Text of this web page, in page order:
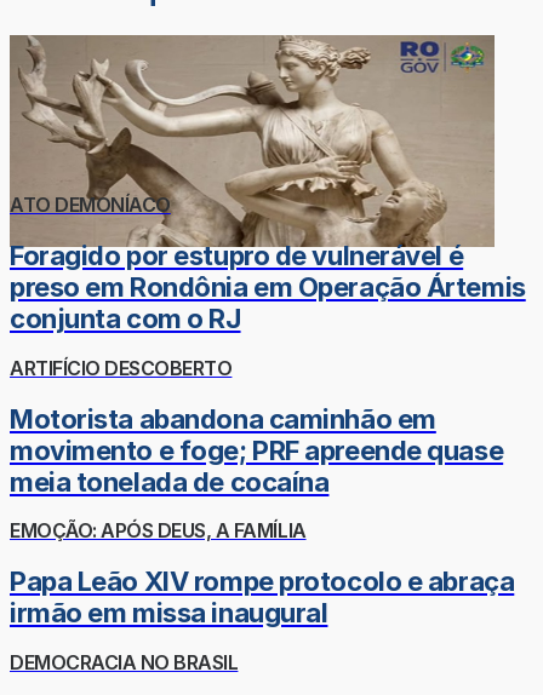
ATO DEMONÍACO
Foragido por estupro de vulnerável é
preso em Rondônia em Operação Ártemis
conjunta com o RJ
ARTIFÍCIO DESCOBERTO
Motorista abandona caminhão em
movimento e foge; PRF apreende quase
meia tonelada de cocaína
EMOÇÃO: APÓS DEUS, A FAMÍLIA
Papa Leão XIV rompe protocolo e abraça
irmão em missa inaugural
DEMOCRACIA NO BRASIL